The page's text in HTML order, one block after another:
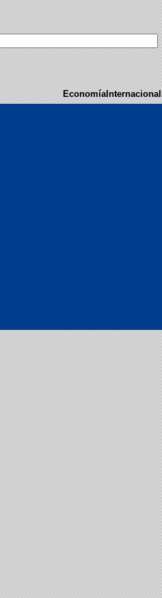
EconomíaInternacional